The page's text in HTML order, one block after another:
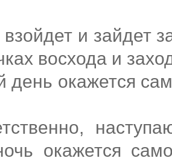
и зайдет
восхода и
день окажется
окажется